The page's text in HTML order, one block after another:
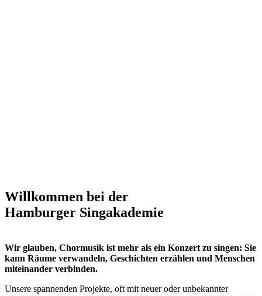
Willkommen bei der
Hamburger Singakademie
Wir glauben, Chormusik ist mehr als ein Konzert zu singen: Sie
kann Räume verwandeln, Geschichten erzählen und Menschen
miteinander verbinden.
Unsere spannenden Projekte, oft mit neuer oder unbekannter